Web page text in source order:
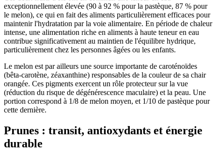
exceptionnellement élevée (90 à 92 % pour la pastèque, 87 % pour
le melon), ce qui en fait des aliments particulièrement efficaces pour
maintenir l'hydratation par la voie alimentaire. En période de chaleur
intense, une alimentation riche en aliments à haute teneur en eau
contribue significativement au maintien de l'équilibre hydrique,
particulièrement chez les personnes âgées ou les enfants.
Le melon est par ailleurs une source importante de caroténoïdes
(bêta-carotène, zéaxanthine) responsables de la couleur de sa chair
orangée. Ces pigments exercent un rôle protecteur sur la vue
(réduction du risque de dégénérescence maculaire) et la peau. Une
portion correspond à 1/8 de melon moyen, et 1/10 de pastèque pour
cette dernière.
Prunes : transit, antioxydants et énergie
durable